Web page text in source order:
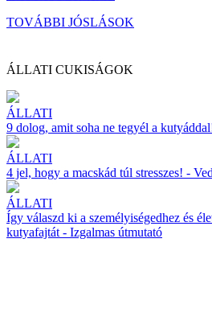
TOVÁBBI JÓSLÁSOK
ÁLLATI CUKISÁGOK
ÁLLATI
9 dolog, amit soha ne tegyél a
ÁLLATI
4 jel, hogy a macskád túl stresszes! -
ÁLLATI
Így válaszd ki a személyiségedhez és
kutyafajtát - Izgalmas útmutató